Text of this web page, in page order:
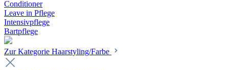
Conditioner
Leave in Pflege
Intensivpflege
Bartpflege
Zur Kategorie Haarstyling/Farbe